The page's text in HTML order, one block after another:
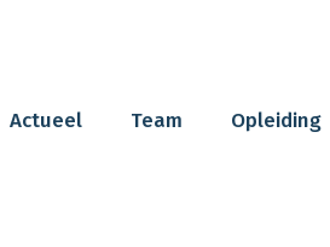
Actueel Team Opleiding